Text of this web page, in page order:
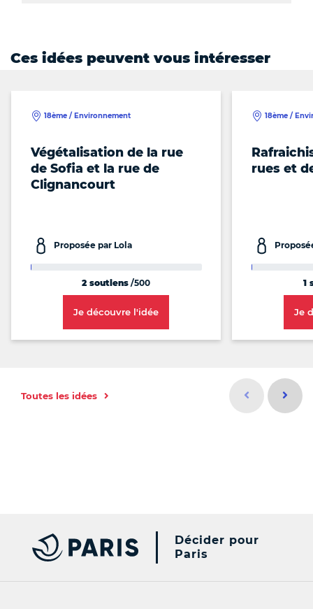
Ces idées peuvent vous intéresser
Végétalisation de la rue
de Sofia et la rue de
Clignancourt
18ème / Environnement
Proposée par Lola
2 soutiens /500
Je découvre l'idée
rues et
18ème /
1
Je
Toutes les idées Idée Idée
Décider pour
Paris